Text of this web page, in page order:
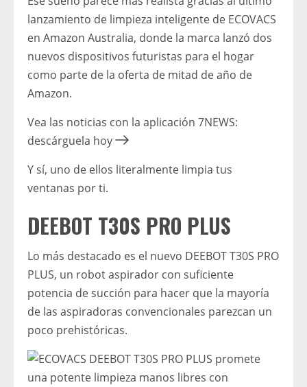
lanzamiento de limpieza inteligente de ECOVACS
en Amazon Australia, donde la marca lanzó dos
nuevos dispositivos futuristas para el hogar
como parte de la oferta de mitad de año de
Amazon.
Vea las noticias con la aplicación 7NEWS:
descárguela hoy
Y sí, uno de ellos literalmente limpia tus
ventanas por ti.
DEEBOT T30S PRO PLUS
Lo más destacado es el nuevo DEEBOT T30S PRO
PLUS, un robot aspirador con suficiente
potencia de succión para hacer que la mayoría
de las aspiradoras convencionales parezcan un
poco prehistóricas.